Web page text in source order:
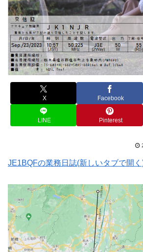
X Facebook
LINE Pinterest
JE1BQFの業務日誌(新しいタブで開